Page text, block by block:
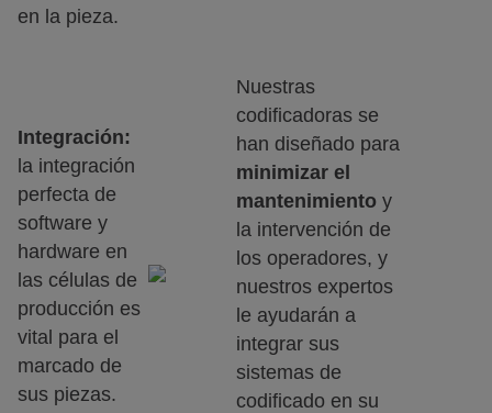
en la pieza.
Integración:
la integración
perfecta de
software y
hardware en
las células de
producción es
vital para el
marcado de
sus piezas.
Nuestras
codificadoras se
han diseñado para
minimizar el
mantenimiento y
la intervención de
los operadores, y
nuestros expertos
le ayudarán a
integrar sus
sistemas de
codificado en su